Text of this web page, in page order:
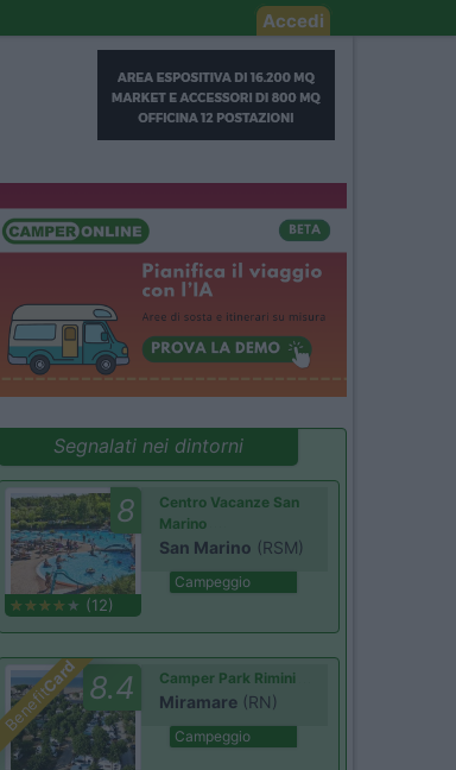
Accedi
Segnalati nei dintorni
8
(12)
Centro Vacanze San
Marino
San Marino (RSM)
Campeggio
Benefit
Card 8.4 Camper Park Rimini
Miramare (RN)
Campeggio